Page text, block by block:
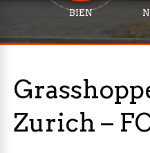
BIEN
Zurich –